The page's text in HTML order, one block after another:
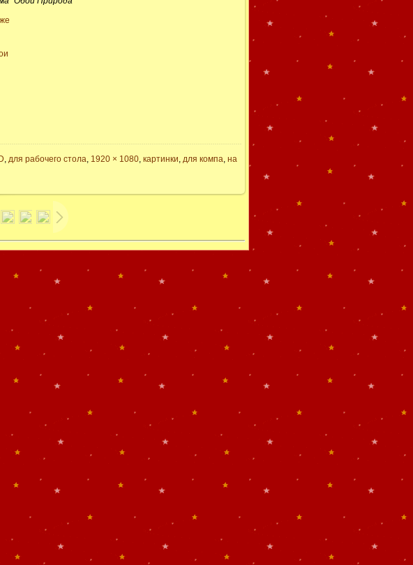
, для рабочего стола, 1920 × 1080, картинки, для компа, на